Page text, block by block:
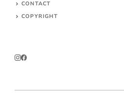
CONTACT
COPYRIGHT